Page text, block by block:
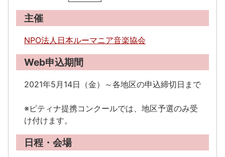
主催
NPO法人日本ルーマニア音楽協会
Web申込期間
2021年5月14日（金）～各地区の申込締切日まで
※ピティナ提携コンクールでは、地区予選のみ受
け付けます。
日程・会場